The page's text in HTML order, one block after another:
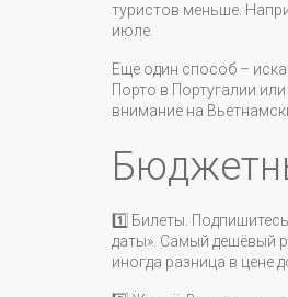
туристов меньше.
июле.
Еще один способ –
Порто в Португалии
внимание на
1️⃣ Билеты.
даты». Самый дешёвый
иногда разница в цене